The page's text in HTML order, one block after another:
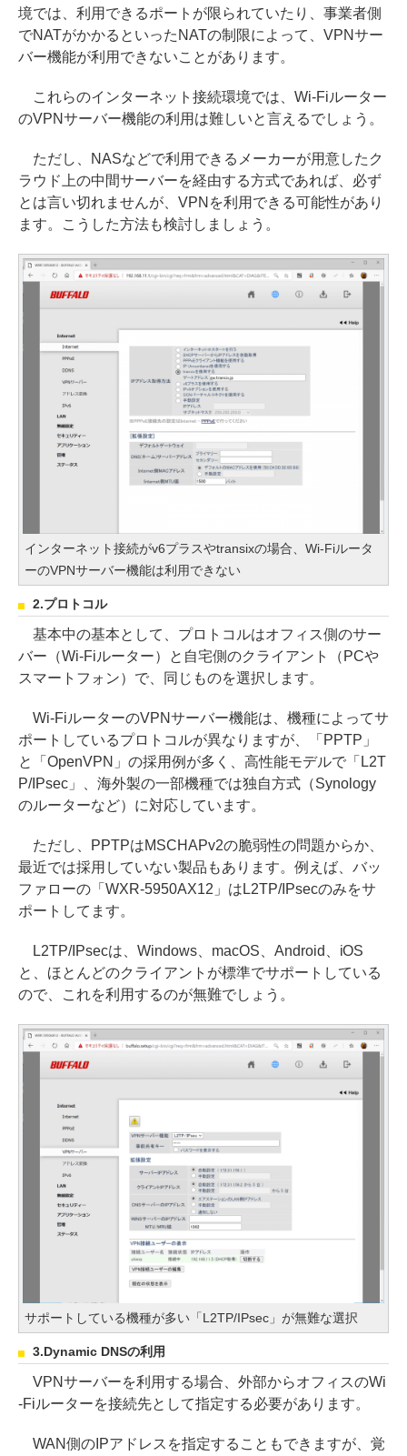
境では、利用できるポートが限られていたり、事業者側
でNATがかかるといったNATの制限によって、VPNサー
バー機能が利用できないことがあります。
これらのインターネット接続環境では、Wi-Fiルーター
のVPNサーバー機能の利用は難しいと言えるでしょう。
ただし、NASなどで利用できるメーカーが用意したク
ラウド上の中間サーバーを経由する方式であれば、必ず
とは言い切れませんが、VPNを利用できる可能性があり
ます。こうした方法も検討しましょう。
インターネット接続がv6プラスやtransixの場合、Wi-Fiルータ
ーのVPNサーバー機能は利用できない
2.プロトコル
基本中の基本として、プロトコルはオフィス側のサー
バー（Wi-Fiルーター）と自宅側のクライアント（PCや
スマートフォン）で、同じものを選択します。
Wi-FiルーターのVPNサーバー機能は、機種によってサ
ポートしているプロトコルが異なりますが、「PPTP」
と「OpenVPN」の採用例が多く、高性能モデルで「L2T
P/IPsec」、海外製の一部機種では独自方式（Synology
のルーターなど）に対応しています。
ただし、PPTPはMSCHAPv2の脆弱性の問題からか、
最近では採用していない製品もあります。例えば、バッ
ファローの「WXR-5950AX12」はL2TP/IPsecのみをサ
ポートしてます。
L2TP/IPsecは、Windows、macOS、Android、iOS
と、ほとんどのクライアントが標準でサポートしている
ので、これを利用するのが無難でしょう。
サポートしている機種が多い「L2TP/IPsec」が無難な選択
3.Dynamic DNSの利用
VPNサーバーを利用する場合、外部からオフィスのWi
-Fiルーターを接続先として指定する必要があります。
WAN側のIPアドレスを指定することもできますが、覚